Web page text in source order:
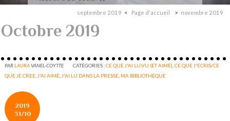
septembre 2019 Page d'accueil novembre 2019
Octobre 2019
PARLAURAVANEL-COYTTE CATÉGORIES :CE QUE J'AI LU,VU (ET AIMÉ) ,CE QUE J'ECRIS/CE
QUE JE CREE J'AI AIMÉ J'AI LU DANS LA PRESSE MA BIBLIOTHÈQUE
2019
31/10